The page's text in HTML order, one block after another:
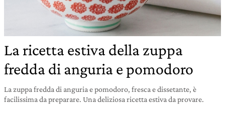
La ricetta estiva della zuppa
fredda di anguria e pomodoro
La zuppa fredda di anguria e pomodoro, fresca e dissetante, è
facilissima da preparare. Una deliziosa ricetta estiva da provare.